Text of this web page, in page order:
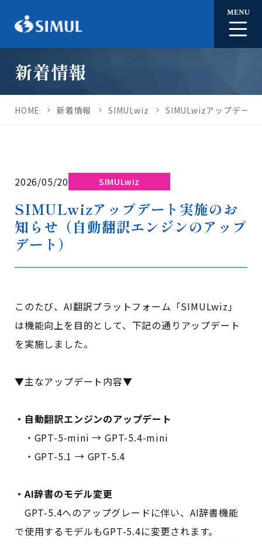
MENU
新着情報
HOME 新着情報 SIMULwiz SIMULwizアップデート
2026/05/20 SIMULwiz
SIMULwizアップデート実施のお
知らせ（自動翻訳エンジンのアップ
デート）
このたび、AI翻訳プラットフォーム「SIMULwiz」
は機能向上を目的として、下記の通りアップデート
を実施しました。
▼主なアップデート内容▼
・自動翻訳エンジンのアップデート
・GPT-5-mini → GPT-5.4-mini
・GPT-5.1 → GPT-5.4
・AI辞書のモデル変更
GPT-5.4へのアップグレードに伴い、AI辞書機能
で使用するモデルもGPT-5.4に変更されます。